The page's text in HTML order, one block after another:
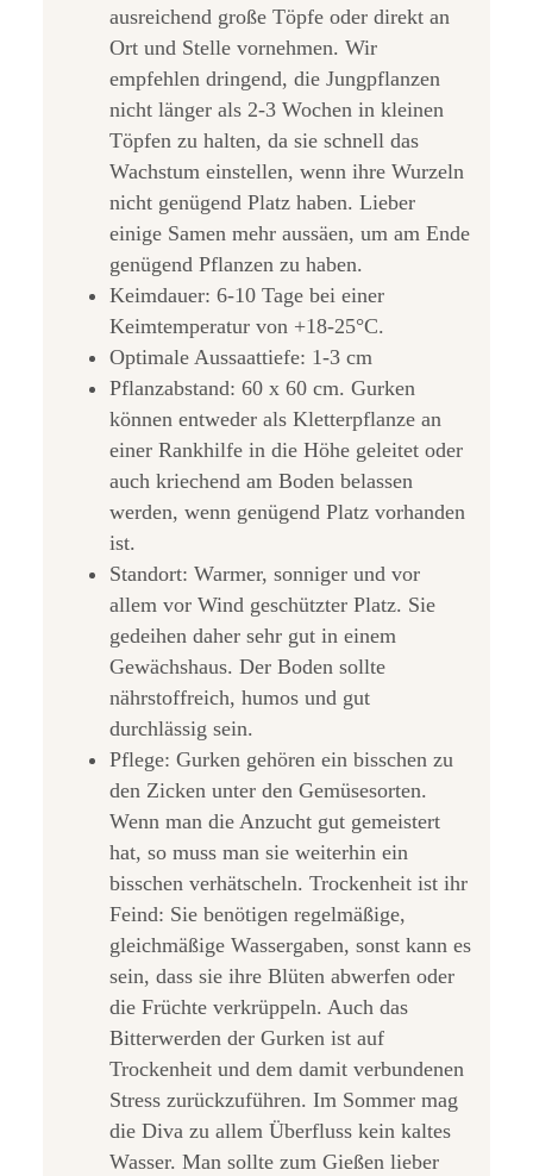
ausreichend große Töpfe oder direkt an
Ort und Stelle vornehmen. Wir
empfehlen dringend, die Jungpflanzen
nicht länger als 2-3 Wochen in kleinen
Töpfen zu halten, da sie schnell das
Wachstum einstellen, wenn ihre Wurzeln
nicht genügend Platz haben. Lieber
einige Samen mehr aussäen, um am Ende
genügend Pflanzen zu haben.
Keimdauer: 6-10 Tage bei einer
Keimtemperatur von +18-25°C.
Optimale Aussaattiefe: 1-3 cm
Pflanzabstand: 60 x 60 cm. Gurken
können entweder als Kletterpflanze an
einer Rankhilfe in die Höhe geleitet oder
auch kriechend am Boden belassen
werden, wenn genügend Platz vorhanden
ist.
Standort: Warmer, sonniger und vor
allem vor Wind geschützter Platz. Sie
gedeihen daher sehr gut in einem
Gewächshaus. Der Boden sollte
nährstoffreich, humos und gut
durchlässig sein.
Pflege: Gurken gehören ein bisschen zu
den Zicken unter den Gemüsesorten.
Wenn man die Anzucht gut gemeistert
hat, so muss man sie weiterhin ein
bisschen verhätscheln. Trockenheit ist ihr
Feind: Sie benötigen regelmäßige,
gleichmäßige Wassergaben, sonst kann es
sein, dass sie ihre Blüten abwerfen oder
die Früchte verkrüppeln. Auch das
Bitterwerden der Gurken ist auf
Trockenheit und dem damit verbundenen
Stress zurückzuführen. Im Sommer mag
die Diva zu allem Überfluss kein kaltes
Wasser. Man sollte zum Gießen lieber